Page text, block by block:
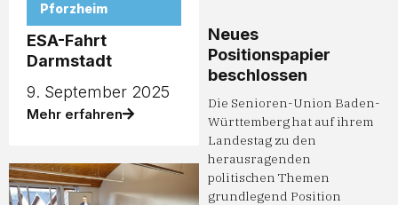
Pforzheim
ESA-Fahrt
Darmstadt
9. September 2025
Mehr erfahren
Neues
Positionspapier
beschlossen
Die Senioren-Union Baden-
Württemberg hat auf ihrem
Landestag zu den
herausragenden
politischen Themen
grundlegend Position